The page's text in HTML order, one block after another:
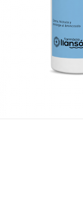
Blancos Silver